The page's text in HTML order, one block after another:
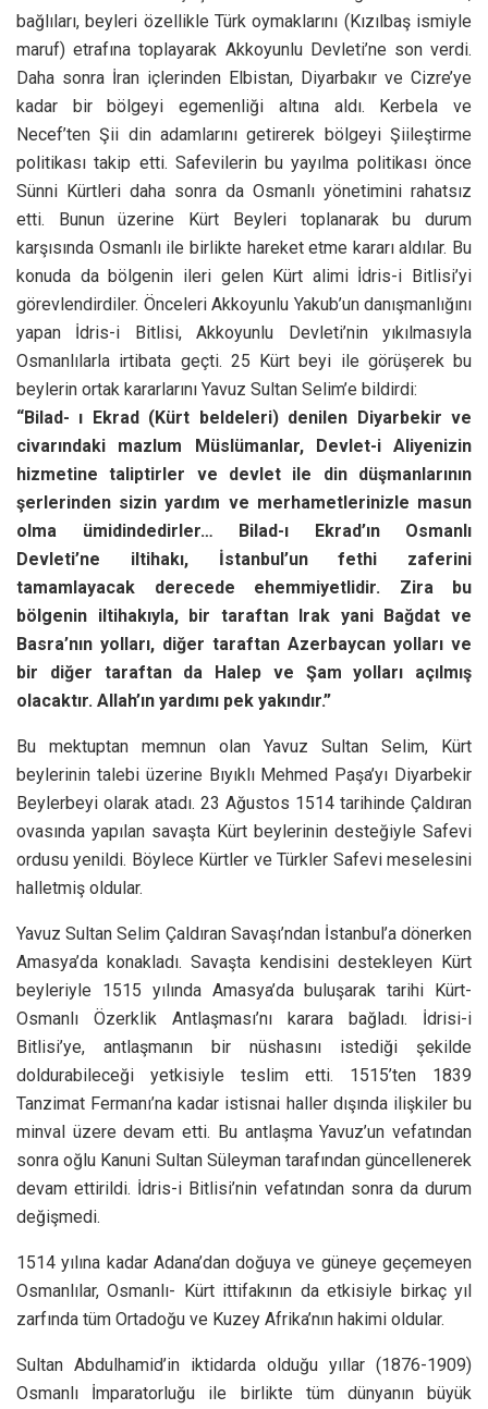
bağlıları, beyleri özellikle Türk oymaklarını (Kızılbaş ismiyle
maruf) etrafına toplayarak Akkoyunlu Devleti’ne son verdi.
Daha sonra İran içlerinden Elbistan, Diyarbakır ve Cizre’ye
kadar bir bölgeyi egemenliği altına aldı. Kerbela ve
Necef’ten Şii din adamlarını getirerek bölgeyi Şiileştirme
politikası takip etti. Safevilerin bu yayılma politikası önce
Sünni Kürtleri daha sonra da Osmanlı yönetimini rahatsız
etti. Bunun üzerine Kürt Beyleri toplanarak bu durum
karşısında Osmanlı ile birlikte hareket etme kararı aldılar. Bu
konuda da bölgenin ileri gelen Kürt alimi İdris-i Bitlisi’yi
görevlendirdiler. Önceleri Akkoyunlu Yakub’un danışmanlığını
yapan İdris-i Bitlisi, Akkoyunlu Devleti’nin yıkılmasıyla
Osmanlılarla irtibata geçti. 25 Kürt beyi ile görüşerek bu
beylerin ortak kararlarını Yavuz Sultan Selim’e bildirdi:
“Bilad- ı Ekrad (Kürt beldeleri) denilen Diyarbekir ve
civarındaki mazlum Müslümanlar, Devlet-i Aliyenizin
hizmetine taliptirler ve devlet ile din düşmanlarının
şerlerinden sizin yardım ve merhametlerinizle masun
olma ümidindedirler… Bilad-ı Ekrad’ın Osmanlı
Devleti’ne iltihakı, İstanbul’un fethi zaferini
tamamlayacak derecede ehemmiyetlidir. Zira bu
bölgenin iltihakıyla, bir taraftan Irak yani Bağdat ve
Basra’nın yolları, diğer taraftan Azerbaycan yolları ve
bir diğer taraftan da Halep ve Şam yolları açılmış
olacaktır. Allah’ın yardımı pek yakındır.”
Bu mektuptan memnun olan Yavuz Sultan Selim, Kürt
beylerinin talebi üzerine Bıyıklı Mehmed Paşa’yı Diyarbekir
Beylerbeyi olarak atadı. 23 Ağustos 1514 tarihinde Çaldıran
ovasında yapılan savaşta Kürt beylerinin desteğiyle Safevi
ordusu yenildi. Böylece Kürtler ve Türkler Safevi meselesini
halletmiş oldular.
Yavuz Sultan Selim Çaldıran Savaşı’ndan İstanbul’a dönerken
Amasya’da konakladı. Savaşta kendisini destekleyen Kürt
beyleriyle 1515 yılında Amasya’da buluşarak tarihi Kürt-
Osmanlı Özerklik Antlaşması’nı karara bağladı. İdrisi-i
Bitlisi’ye, antlaşmanın bir nüshasını istediği şekilde
doldurabileceği yetkisiyle teslim etti. 1515’ten 1839
Tanzimat Fermanı’na kadar istisnai haller dışında ilişkiler bu
minval üzere devam etti. Bu antlaşma Yavuz’un vefatından
sonra oğlu Kanuni Sultan Süleyman tarafından güncellenerek
devam ettirildi. İdris-i Bitlisi’nin vefatından sonra da durum
değişmedi.
1514 yılına kadar Adana’dan doğuya ve güneye geçemeyen
Osmanlılar, Osmanlı- Kürt ittifakının da etkisiyle birkaç yıl
zarfında tüm Ortadoğu ve Kuzey Afrika’nın hakimi oldular.
Sultan Abdulhamid’in iktidarda olduğu yıllar (1876-1909)
Osmanlı İmparatorluğu ile birlikte tüm dünyanın büyük